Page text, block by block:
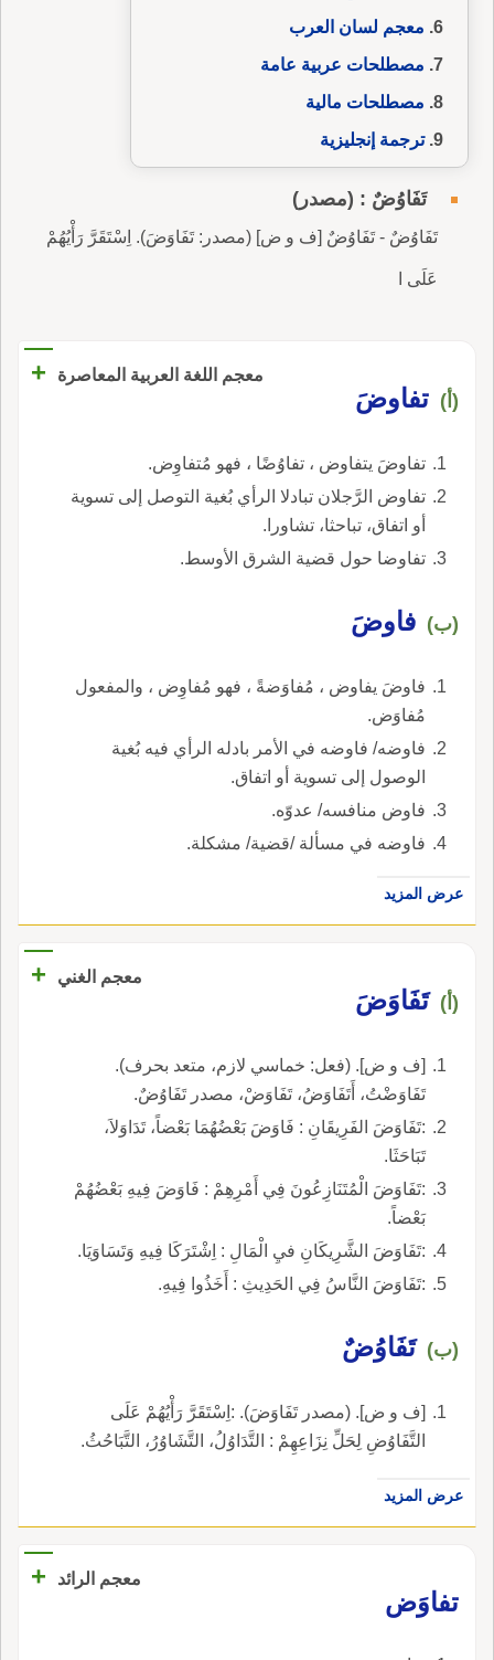
معجم لسان العرب
مصطلحات عربية عامة
مصطلحات مالية
ترجمة إنجليزية
تَفَاوُضٌ : (مصدر)
تَفَاوُضٌ - تَفَاوُضٌ [ف و ض] (مصدر: تَفَاوَضَ). اِسْتَقَرَّ رَأْيُهُمْ
عَلَى ا
معجم اللغة العربية المعاصرة +
(أ) تفاوضَ
تفاوضَ يتفاوض ، تفاوُضًا ، فهو مُتفاوِض.
تفاوض الرَّجلان تبادلا الرأي بُغية التوصل إلى تسوية
أو اتفاق، تباحثا، تشاورا.
تفاوضا حول قضية الشرق الأوسط.
(ب) فاوضَ
فاوضَ يفاوض ، مُفاوَضةً ، فهو مُفاوِض ، والمفعول
مُفاوَض.
فاوضه/ فاوضه في الأمر بادله الرأي فيه بُغية
الوصول إلى تسوية أو اتفاق.
فاوض منافسه/ عدوّه.
فاوضه في مسألة /قضية/ مشكلة.
عرض المزيد
معجم الغني +
(أ) تَفَاوَضَ
[ف و ض]. (فعل: خماسي لازم، متعد بحرف).
تَفَاوَضْتُ، أَتَفَاوَضُ، تَفَاوَضْ، مصدر تَفَاوُضٌ.
:تَفَاوَضَ الفَرِيقَانِ : فَاوَضَ بَعْضُهُمَا بَعْضاً، تَدَاوَلاَ،
تَبَاحَثَا.
:تَفَاوَضَ الْمُتَنَازِعُونَ فِي أَمْرِهِمْ : فَاوَضَ فِيهِ بَعْضُهُمْ
بَعْضاً.
:تَفَاوَضَ الشَّرِيكَانِ فيِ الْمَالِ : اِشْتَرَكَا فِيهِ وَتَسَاوَيَا.
:تَفَاوَضَ النَّاسُ فِي الحَدِيثِ : أَخَذُوا فِيهِ.
(ب) تَفَاوُضٌ
[ف و ض]. (مصدر تَفَاوَضَ). :اِسْتَقَرَّ رَأْيُهُمْ عَلَى
التَّفَاوُضِ لِحَلِّ نِزَاعِهِمْ : التَّدَاوُلُ، التَّشَاوُرُ، التَّبَاحُثُ.
عرض المزيد
معجم الرائد
+
تفاوَض